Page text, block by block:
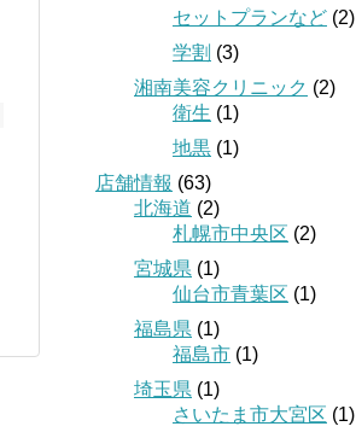
セットプランなど (2)
学割 (3)
湘南美容クリニック (2)
衛生 (1)
地黒 (1)
店舗情報 (63)
北海道 (2)
札幌市中央区 (2)
宮城県 (1)
仙台市青葉区 (1)
福島県 (1)
福島市 (1)
埼玉県 (1)
さいたま市大宮区 (1)